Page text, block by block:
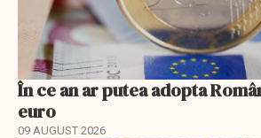
În ce an ar putea adopta
euro
09 AUGUST 2026